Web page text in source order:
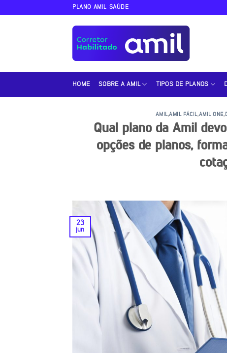
PLANO AMIL SAÚDE
HOME SOBRE A AMIL TIPOS DE PLANOS
AMIL,AMIL FÁCIL,AMIL ONE,
Qual plano da Amil
opções de planos,
23
jun